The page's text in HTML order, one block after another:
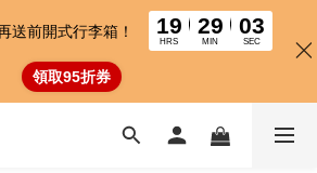
送前開式行李箱！ 19
HRS
29
MIN
02
SEC
領取95折券